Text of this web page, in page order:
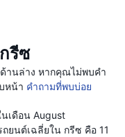
รีซ
านล่าง หากคุณไม่พบคำ
หน้า คำถามที่พบบ่อย
เดือน August
ยนต์เฉลี่ยใน กรีซ คือ 11